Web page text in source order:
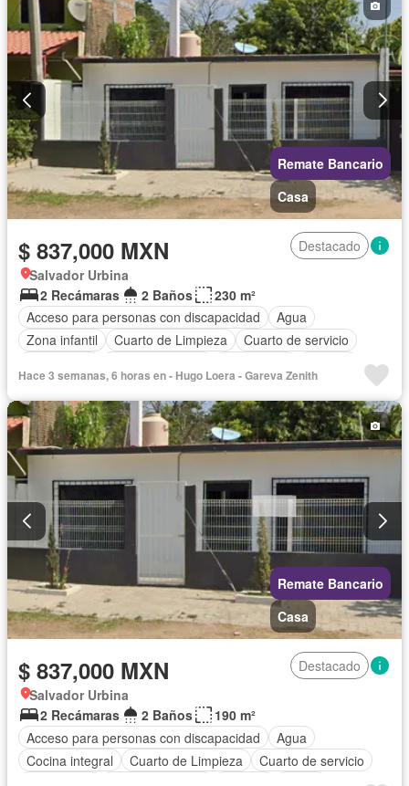
Remate Bancario
Casa
$ 837,000 MXN
Destacado
Salvador Urbina
2 Recámaras
2 Baños
230 m²
Acceso para personas con discapacidad
Agua
Zona infantil
Cuarto de Limpieza
Cuarto de servicio
Sala polivalente
Seguridad Wifi
Hace 3 semanas, 6 horas en - Hugo Loera - Gareva Zenith
Remate Bancario
Casa
$ 837,000 MXN
Destacado
Salvador Urbina
2 Recámaras
2 Baños
190 m²
Acceso para personas con discapacidad
Agua
Cocina integral
Cuarto de Limpieza
Cuarto de servicio